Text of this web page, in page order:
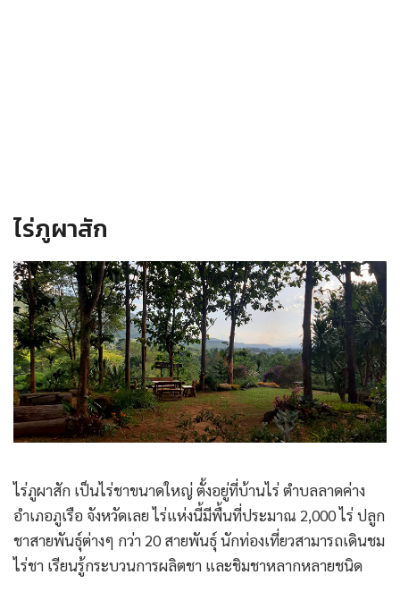
ไร่ภูผาสัก
ไร่ภูผาสัก เป็นไร่ชาขนาดใหญ่ ตั้งอยู่ที่บ้านไร่ ตำบลลาดค่าง
อำเภอภูเรือ จังหวัดเลย ไร่แห่งนี้มีพื้นที่ประมาณ 2,000 ไร่ ปลูก
ชาสายพันธุ์ต่างๆ กว่า 20 สายพันธุ์ นักท่องเที่ยวสามารถเดินชม
ไร่ชา เรียนรู้กระบวนการผลิตชา และชิมชาหลากหลายชนิด